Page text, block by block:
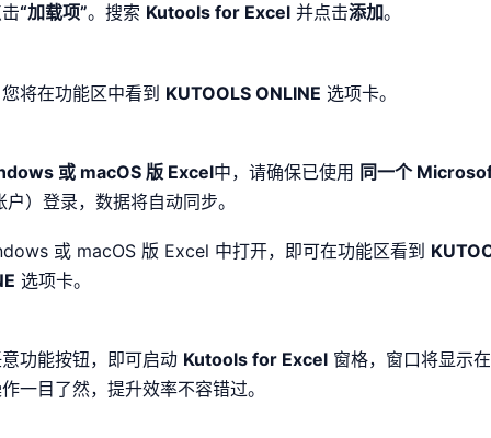
“加载项”。搜索 Kutools for Excel 并点击添加。
将在功能区中看到 KUTOOLS ONLINE 选项卡。
或 macOS 版 Excel中，请确保已使用 同一个
）登录，数据将自动同步。
或 macOS 版 Excel 中打开，即可在功能区看到
选项卡。
功能按钮，即可启动 Kutools for Excel 窗格，窗口将显示
一目了然，提升效率不容错过。